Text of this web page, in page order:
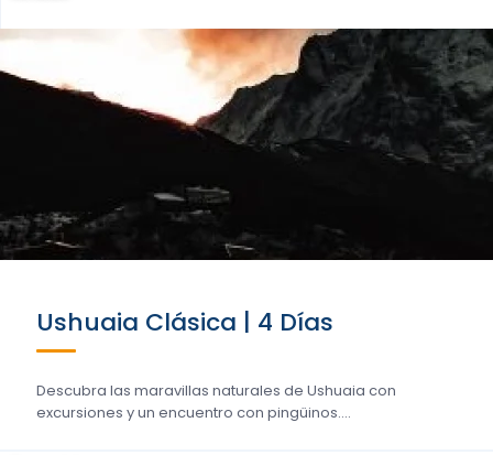
Ushuaia Clásica | 4 Días
Descubra las maravillas naturales de Ushuaia con
excursiones y un encuentro con pingüinos....